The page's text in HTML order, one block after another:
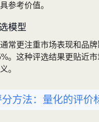
参考价值。
模型
常更注重市场表现和品
。这种评选结果更贴近
。
方法：量化的评价